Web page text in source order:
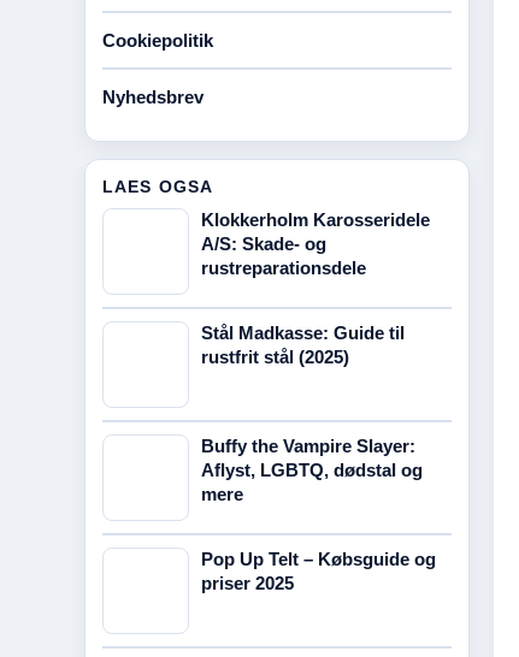
Cookiepolitik
Nyhedsbrev
LAES OGSA
Klokkerholm Karosseridele
A/S: Skade- og
rustreparationsdele
Stål Madkasse: Guide til
rustfrit stål (2025)
Buffy the Vampire Slayer:
Aflyst, LGBTQ, dødstal og
mere
Pop Up Telt – Købsguide og
priser 2025